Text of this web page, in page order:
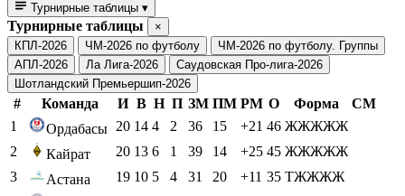
Турнирные таблицы ▾
Турнирные таблицы
×
КПЛ-2026
ЧМ-2026 по футболу
ЧМ-2026 по футболу. Группы
АПЛ-2026
Ла Лига-2026
Саудовская Про-лига-2026
Шотландский Премьершип-2026
# Команда И В Н П ЗМ ПМ РМ О Форма
СМ
1
Ордабасы 20 14 4 2 36 15 +21 46 ЖЖЖЖЖ
2
Кайрат 20 13 6 1 39 14 +25 45 ЖЖЖЖЖ
3
Астана 19 10 5 4 31 20 +11 35 ТЖЖЖЖ